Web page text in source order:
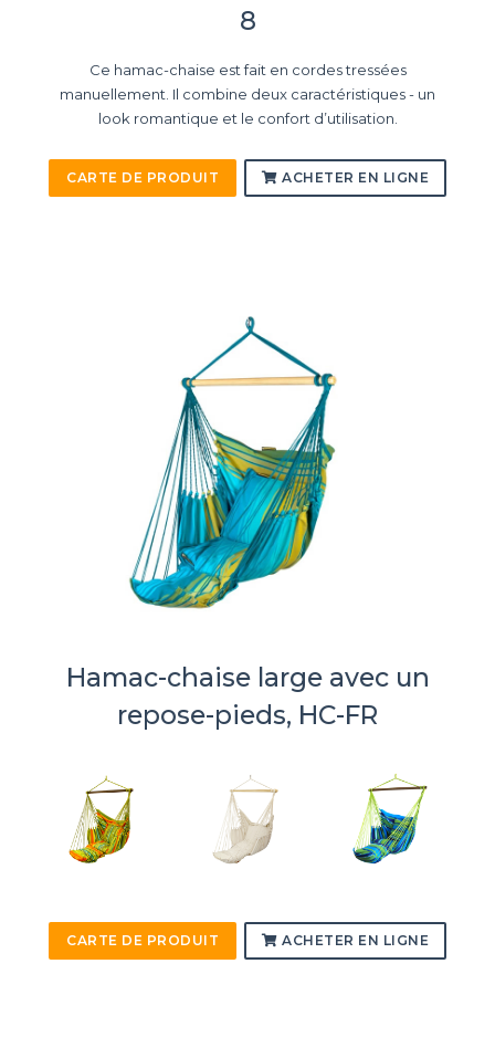
8
Ce hamac-chaise est fait en cordes tressées
manuellement. Il combine deux caractéristiques - un
look romantique et le confort d’utilisation.
CARTE DE PRODUIT ACHETER EN LIGNE
Hamac-chaise large avec un
repose-pieds, HC-FR
CARTE DE PRODUIT ACHETER EN LIGNE